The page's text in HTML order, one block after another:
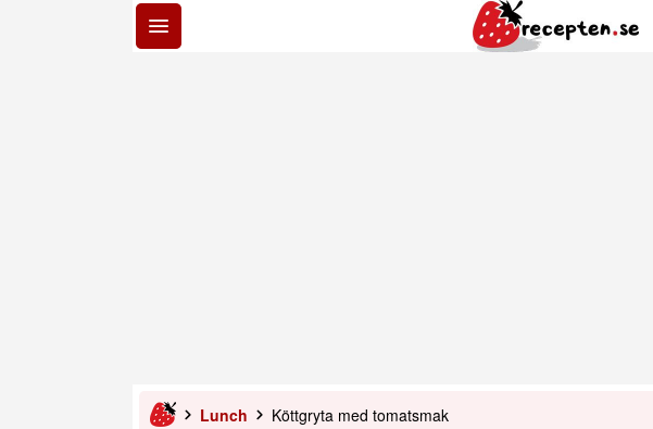
Lunch Köttgryta med tomatsmak